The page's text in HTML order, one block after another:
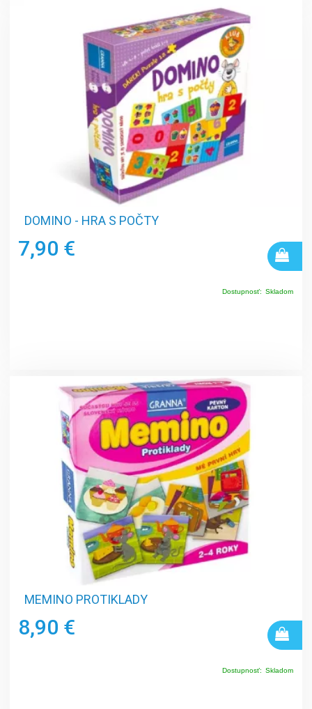
DOMINO - HRA S POČTY
7,90 €
Dostupnosť: Skladom
MEMINO PROTIKLADY
8,90 €
Dostupnosť: Skladom